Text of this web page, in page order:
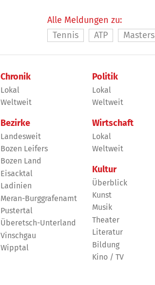
Alle Meldungen zu:
Tennis
ATP Masters
Chronik
Lokal
Weltweit
Bezirke
Landesweit
Bozen Leifers
Bozen Land
Eisacktal
Ladinien
Meran-Burggrafenamt
Pustertal
Überetsch-Unterland
Vinschgau
Wipptal
Politik
Lokal
Weltweit
Wirtschaft
Lokal
Weltweit
Kultur
Überblick
Kunst
Musik
Theater
Literatur
Bildung
Kino / TV